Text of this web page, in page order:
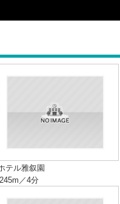
テル雅叙園
／4分